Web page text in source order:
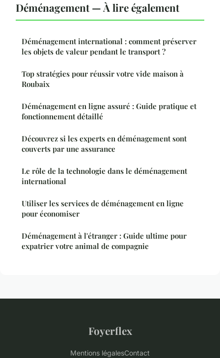
Déménagement — À lire également
Déménagement international : comment préserver
les objets de valeur pendant le transport ?
Top stratégies pour réussir votre vide maison à
Roubaix
Déménagement en ligne assuré : Guide pratique et
fonctionnement détaillé
Découvrez si les experts en déménagement sont
couverts par une assurance
Le rôle de la technologie dans le déménagement
international
Utiliser les services de déménagement en ligne
pour économiser
Déménagement à l'étranger : Guide ultime pour
expatrier votre animal de compagnie
Foyerflex
Mentions légalesContact